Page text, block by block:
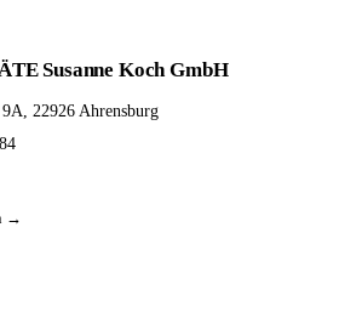
Susanne Koch GmbH
22926 Ahrensburg
→